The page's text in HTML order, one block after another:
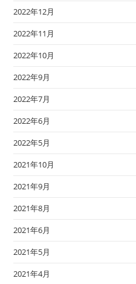
2022年12月
2022年11月
2022年10月
2022年9月
2022年7月
2022年6月
2022年5月
2021年10月
2021年9月
2021年8月
2021年6月
2021年5月
2021年4月